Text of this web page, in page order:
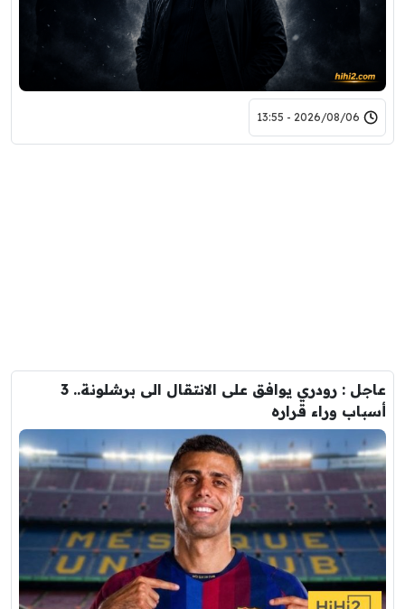
2026/08/06 - 13:55
عاجل : رودري يوافق على الانتقال الى برشلونة.. 3
أسباب وراء قراره